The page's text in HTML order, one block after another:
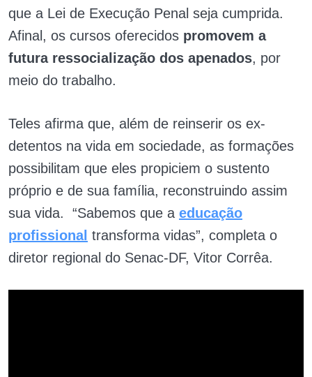
que a Lei de Execução Penal seja cumprida.
Afinal, os cursos oferecidos promovem a
futura ressocialização dos apenados, por
meio do trabalho.
Teles afirma que, além de reinserir os ex-
detentos na vida em sociedade, as formações
possibilitam que eles propiciem o sustento
próprio e de sua família, reconstruindo assim
sua vida. “Sabemos que a educação
profissional transforma vidas”, completa o
diretor regional do Senac-DF, Vitor Corrêa.